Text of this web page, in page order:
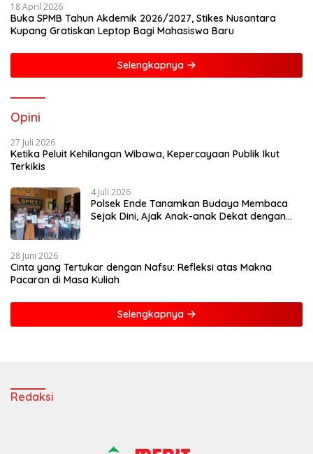
18 April 2026
Buka SPMB Tahun Akdemik 2026/2027, Stikes Nusantara
Kupang Gratiskan Leptop Bagi Mahasiswa Baru
Selengkapnya
Opini
27 Juli 2026
Ketika Peluit Kehilangan Wibawa, Kepercayaan Publik Ikut
Terkikis
4 Juli 2026
Polsek Ende Tanamkan Budaya Membaca
Sejak Dini, Ajak Anak-anak Dekat dengan
28 Juni 2026
Cinta yang Tertukar dengan Nafsu: Refleksi atas Makna
Pacaran di Masa Kuliah
Selengkapnya
Redaksi